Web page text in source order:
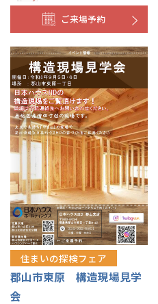
ご来場予約
住まいの探検フェア
郡山市東原 構造現場見学
会